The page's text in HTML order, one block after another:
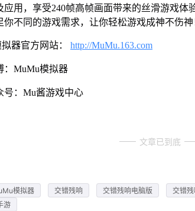
应用，享受240帧高帧画面带来的丝滑游戏
你不同的游戏需求，让你轻松游戏成神不伤神
器官方网站： http://MuMu.163.com
：MuMu模拟器
号：Mu酱游戏中心
文章已到底
模拟器 交错残响 交错残响电脑版 交错
游